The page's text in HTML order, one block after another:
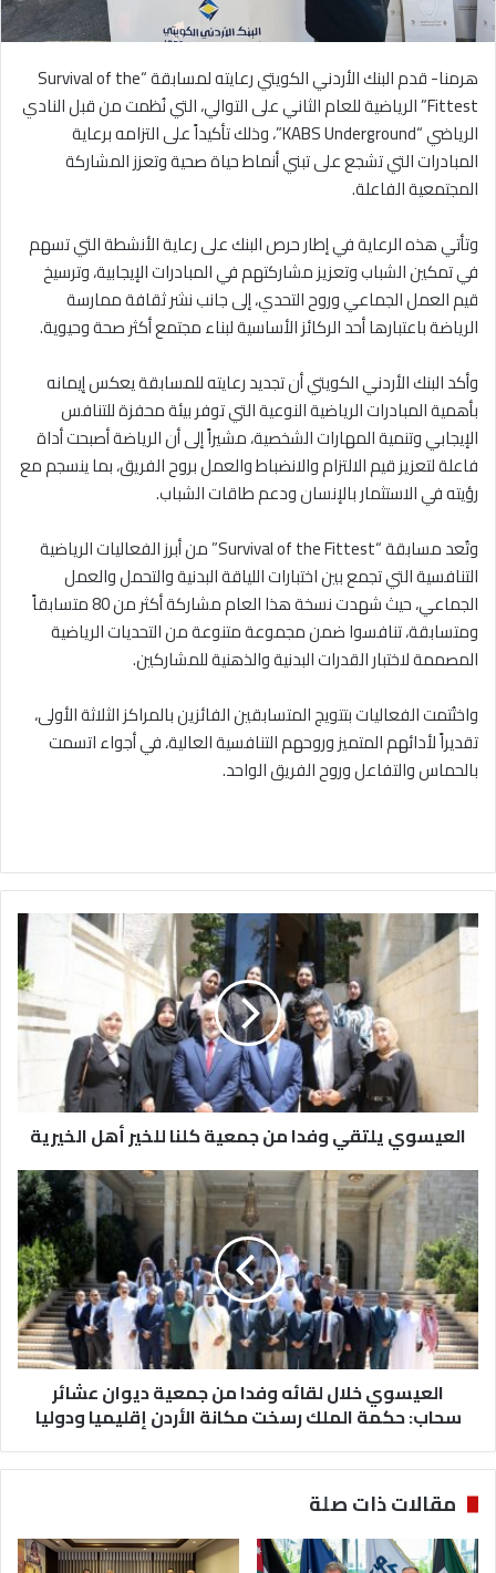
هرمنا- قدم البنك الأردني الكويتي رعايته لمسابقة “Survival of the
Fittest” الرياضية للعام الثاني على التوالي، التي نُظمت من قبل النادي
الرياضي “KABS Underground”، وذلك تأكيداً على التزامه برعاية
المبادرات التي تشجع على تبني أنماط حياة صحية وتعزز المشاركة
المجتمعية الفاعلة.
وتأتي هذه الرعاية في إطار حرص البنك على رعاية الأنشطة التي تسهم
في تمكين الشباب وتعزيز مشاركتهم في المبادرات الإيجابية، وترسيخ
قيم العمل الجماعي وروح التحدي، إلى جانب نشر ثقافة ممارسة
الرياضة باعتبارها أحد الركائز الأساسية لبناء مجتمع أكثر صحة وحيوية.
وأكد البنك الأردني الكويتي أن تجديد رعايته للمسابقة يعكس إيمانه
بأهمية المبادرات الرياضية النوعية التي توفر بيئة محفزة للتنافس
الإيجابي وتنمية المهارات الشخصية، مشيراً إلى أن الرياضة أصبحت أداة
فاعلة لتعزيز قيم الالتزام والانضباط والعمل بروح الفريق، بما ينسجم مع
رؤيته في الاستثمار بالإنسان ودعم طاقات الشباب.
وتُعد مسابقة “Survival of the Fittest” من أبرز الفعاليات الرياضية
التنافسية التي تجمع بين اختبارات اللياقة البدنية والتحمل والعمل
الجماعي، حيث شهدت نسخة هذا العام مشاركة أكثر من 80 متسابقاً
ومتسابقة، تنافسوا ضمن مجموعة متنوعة من التحديات الرياضية
المصممة لاختبار القدرات البدنية والذهنية للمشاركين.
واختُتمت الفعاليات بتتويج المتسابقين الفائزين بالمراكز الثلاثة الأولى،
تقديراً لأدائهم المتميز وروحهم التنافسية العالية، في أجواء اتسمت
بالحماس والتفاعل وروح الفريق الواحد.
ا
ل
س
و
ل
ي
و
ف
د
ا
م
ن
ج
م
ك
ن
ل
العيسوي يلتقي وفدا من جمعية كلنا للخير أهل الخيرية
ا
ل
ع
ي
س
و
ي
خ
ل
ق
ئ
و
العيسوي خلال لقائه وفدا من جمعية ديوان عشائر
سحاب: حكمة الملك رسخت مكانة الأردن إقليميا ودوليا
مقالات ذات صلة